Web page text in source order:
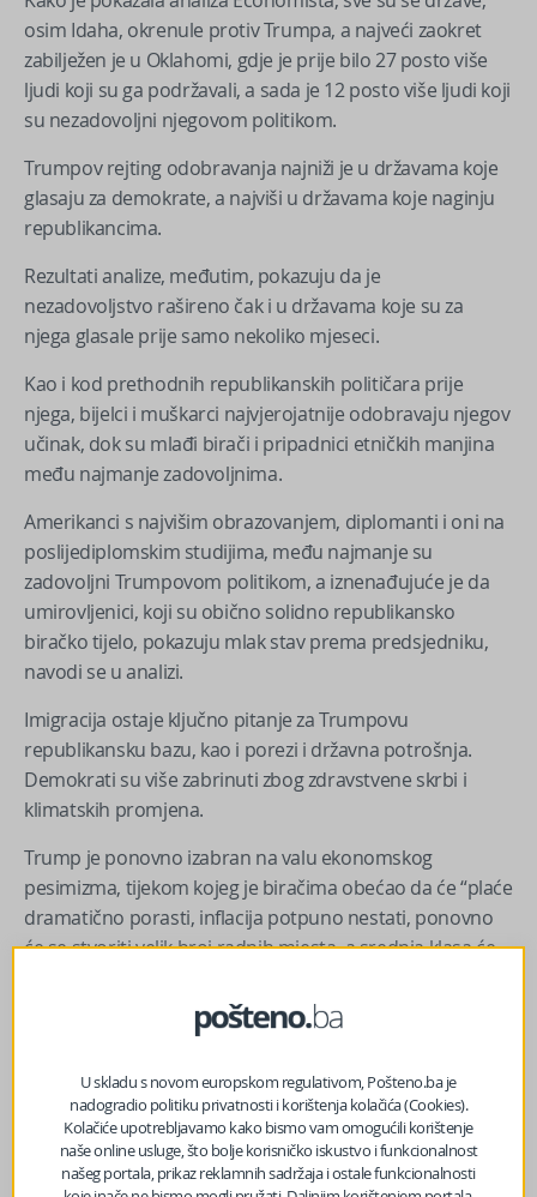
osim Idaha, okrenule protiv Trumpa, a najveći zaokret
zabilježen je u Oklahomi, gdje je prije bilo 27 posto više
ljudi koji su ga podržavali, a sada je 12 posto više ljudi koji
su nezadovoljni njegovom politikom.
Trumpov rejting odobravanja najniži je u državama koje
glasaju za demokrate, a najviši u državama koje naginju
republikancima.
Rezultati analize, međutim, pokazuju da je
nezadovoljstvo rašireno čak i u državama koje su za
njega glasale prije samo nekoliko mjeseci.
Kao i kod prethodnih republikanskih političara prije
njega, bijelci i muškarci najvjerojatnije odobravaju njegov
učinak, dok su mlađi birači i pripadnici etničkih manjina
među najmanje zadovoljnima.
Amerikanci s najvišim obrazovanjem, diplomanti i oni na
poslijediplomskim studijima, među najmanje su
zadovoljni Trumpovom politikom, a iznenađujuće je da
umirovljenici, koji su obično solidno republikansko
biračko tijelo, pokazuju mlak stav prema predsjedniku,
navodi se u analizi.
Imigracija ostaje ključno pitanje za Trumpovu
republikansku bazu, kao i porezi i državna potrošnja.
Demokrati su više zabrinuti zbog zdravstvene skrbi i
klimatskih promjena.
Trump je ponovno izabran na valu ekonomskog
pesimizma, tijekom kojeg je biračima obećao da će “plaće
dramatično porasti, inflacija potpuno nestati, ponovno
će se stvoriti velik broj radnih mjesta, a srednja klasa će
Birači su, međutim, do sada bili razočarani, a ocjene
ubrzo nakon inauguracije, samo da bi značajno oslabile
nakon što je započeo trgovinski rat i reagirao na
investitore.
U skladu s novom europskom regulativom, Pošteno.ba je
nadogradio politiku privatnosti i korištenja kolačića (Cookies).
Kolačiće upotrebljavamo kako bismo vam omogućili korištenje
naše online usluge, što bolje korisničko iskustvo i funkcionalnost
našeg portala, prikaz reklamnih sadržaja i ostale funkcionalnosti